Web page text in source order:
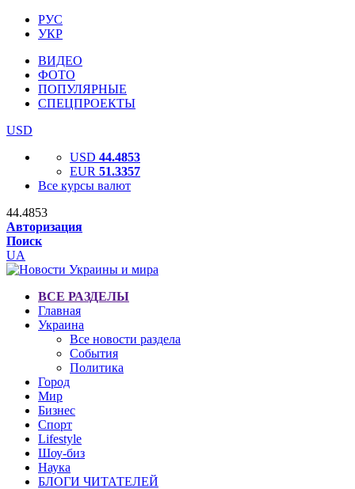
РУС
УКР
ВИДЕО
ФОТО
ПОПУЛЯРНЫЕ
СПЕЦПРОЕКТЫ
USD
USD 44.4853
EUR 51.3357
Все курсы валют
44.4853
Авторизация
Поиск
UA
ВСЕ РАЗДЕЛЫ
Главная
Украина
Все новости раздела
События
Политика
Город
Мир
Бизнес
Спорт
Lifestyle
Шоу-биз
Наука
БЛОГИ ЧИТАТЕЛЕЙ